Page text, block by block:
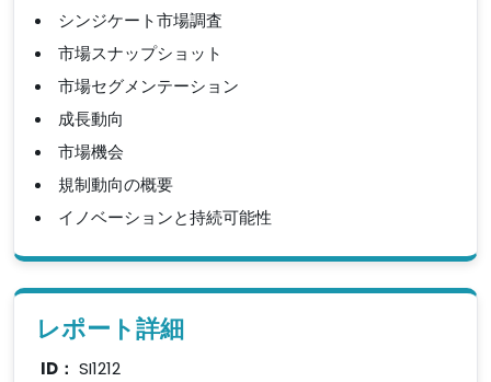
シンジケート市場調査
市場スナップショット
市場セグメンテーション
成長動向
市場機会
規制動向の概要
イノベーションと持続可能性
レポート詳細
ID： SI1212